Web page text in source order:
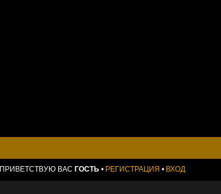
ПРИВЕТСТВУЮ ВАС ГОСТЬ • РЕГИСТРАЦИЯ • ВХОД